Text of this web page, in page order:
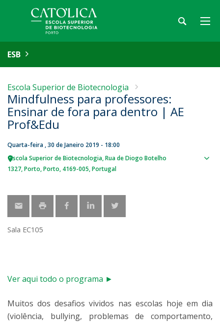
ESB
Escola Superior de Biotecnologia
Mindfulness para professores:
Ensinar de fora para dentro | AE
Prof&Edu
Quarta-feira , 30 de Janeiro 2019 - 18:00
Escola Superior de Biotecnologia Rua de Diogo Botelho
1327 Porto Porto 4169-005 Portugal
Sala EC105
Ver aqui todo o programa ►
Muitos dos desafios vividos nas escolas hoje em dia
(violência, bullying, problemas de comportamento,